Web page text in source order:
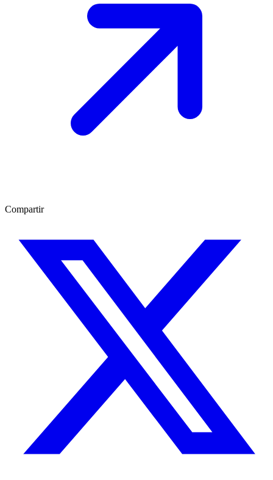
Compartir